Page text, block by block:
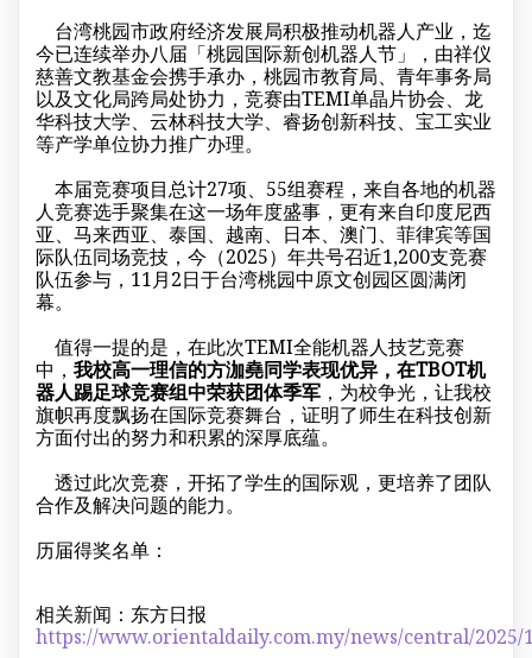
台湾桃园市政府经济发展局积极推动机器人产业，迄
今已连续举办八届「桃园国际新创机器人节」，由祥仪
慈善文教基金会携手承办，桃园市教育局、青年事务局
以及文化局跨局处协力，竞赛由TEMI单晶片协会、龙
华科技大学、云林科技大学、睿扬创新科技、宝工实业
等产学单位协力推广办理。
本届竞赛项目总计27项、55组赛程，来自各地的机器
人竞赛选手聚集在这一场年度盛事，更有来自印度尼西
亚、马来西亚、泰国、越南、日本、澳门、菲律宾等国
际队伍同场竞技，今（2025）年共号召近1,200支竞赛
队伍参与，11月2日于台湾桃园中原文创园区圆满闭
幕。
值得一提的是，在此次TEMI全能机器人技艺竞赛
中， 我校高一理信的方泇堯同学表现优异，在TBOT机
器人踢足球竞赛组中荣获团体季军 ，为校争光，让我校
旗帜再度飘扬在国际竞赛舞台，证明了师生在科技创新
方面付出的努力和积累的深厚底蕴。
透过此次竞赛，开拓了学生的国际观，更培养了团队
合作及解决问题的能力。
历届得奖名单：
相关新闻：东方日报
https://www.orientaldaily.com.my/news/central/2025/